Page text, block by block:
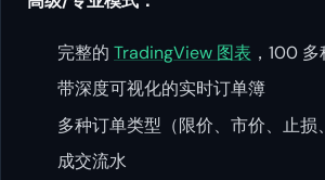
完整的 TradingView 图表 ，100
带深度可视化的实时订单簿
多种订单类型（限价、市价、止损
成交流水